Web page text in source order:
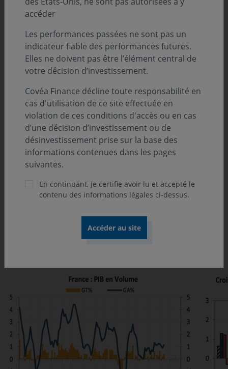
annuelle reste globalement stable, à
La croissance française reste modeste,
mais gagne en tonus sur la fin de
l’année 2016
La croissance de l’activité enFrancea progressé de
0,4% sur le quatrième trimestre 2016, soit une
poursuite de l’amélioration observée au troisième
trimestre, après un deuxième trimestre 2016 décevant.
Cette impulsion trimestrielle permet à la dynamique
annuelle de se reprendre légèrement, passant de 0,9%
l’économie française est restée très modeste avec
, dans la droite ligne de la croissance
accéder
Les performances passées ne sont pas un
indicateur fiable des performances futures.
Elles ne doivent pas être l’élément central de
votre décision d’investissement.
Covéa Finance décline toute responsabilité en
cas d'utilisation de ce site effectuée en
violation de ces conditions d'accès ou en cas
d’une décision d’investissement ou de
désinvestissement prise sur la base des
informations contenues dans les pages
suivantes.
En continuant, je certifie avoir lu et accepté le
contenu des informations légales ci-dessus.